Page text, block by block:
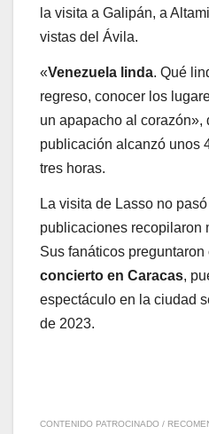
la visita a Galipán, a
vistas del Ávila.
«Venezuela linda. Qué
regreso, conocer los
un apapacho al corazón»,
publicación alcanzó unos
tres horas.
La visita de Lasso no
publicaciones recopilaron
Sus fanáticos preguntaron
concierto en Caracas,
espectáculo en la ciudad
de 2023.
CONTENIDO PATROCINADO /